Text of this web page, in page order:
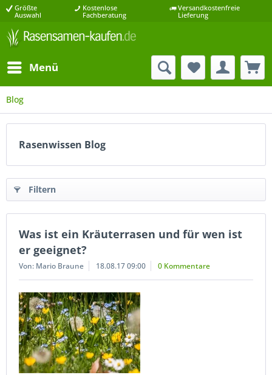
Größte
Auswahl
Kostenlose
Fachberatung
Versandkostenfreie
Lieferung
Menü
Blog
Rasenwissen Blog
Filtern
Was ist ein Kräuterrasen und für wen ist
er geeignet?
Von: Mario Braune 18.08.17 09:00 0 Kommentare